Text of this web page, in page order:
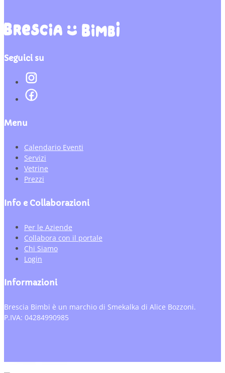
Seguici su
Menu
Calendario Eventi
Servizi
Vetrine
Prezzi
Info e Collaborazioni
Per le Aziende
Collabora con il portale
Chi Siamo
Login
Informazioni
Brescia Bimbi è un marchio di Smekalka di Alice Bozzoni.
P.IVA: 04284990985